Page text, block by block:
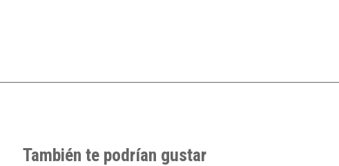
También te podrían gustar